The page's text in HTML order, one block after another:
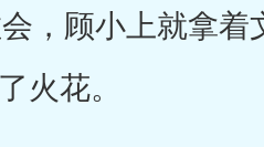
，顾小上就拿着
火花。